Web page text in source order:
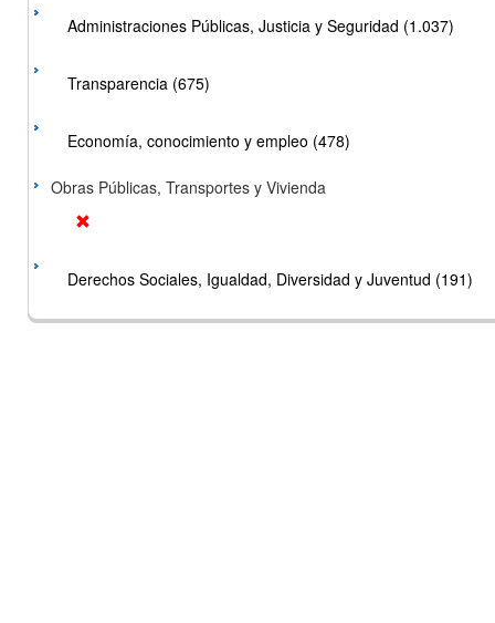
Administraciones Públicas, Justicia y Seguridad (1.037)
Transparencia (675)
Economía, conocimiento y empleo (478)
Obras Públicas, Transportes y Vivienda
Derechos Sociales, Igualdad, Diversidad y Juventud (191)